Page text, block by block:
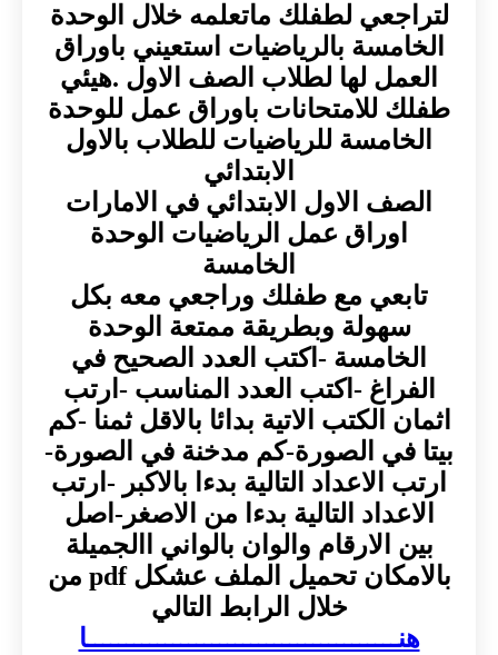
لتراجعي لطفلك ماتعلمه خلال الوحدة
الخامسة بالرياضيات استعيني باوراق
العمل لها لطلاب الصف الاول .هيئي
طفلك للامتحانات باوراق عمل للوحدة
الخامسة للرياضيات للطلاب بالاول
الابتدائي
الصف الاول الابتدائي في الامارات
اوراق عمل الرياضيات الوحدة
الخامسة
تابعي مع طفلك وراجعي معه بكل
سهولة وبطريقة ممتعة الوحدة
الخامسة -اكتب العدد الصحيح في
الفراغ -اكتب العدد المناسب -ارتب
اثمان الكتب الاتية بدائا بالاقل ثمنا -كم
بيتا في الصورة-كم مدخنة في الصورة-
ارتب الاعداد التالية بدءا بالاكبر -ارتب
الاعداد التالية بدءا من الاصغر-اصل
بين الارقام والوان بالواني االجميلة
بالامكان تحميل الملف عشكل pdf من
خلال الرابط التالي
هنــــــــــــــــــــــــــــــــــــــــا